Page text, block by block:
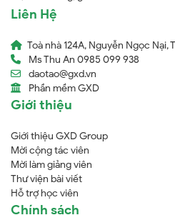
Liên Hệ
Toà nhà 124A, Nguyễn Ngọc Nại,
Ms Thu An 0985 099 938
daotao@gxd.vn
Phần mềm GXD
Giới thiệu
Giới thiệu GXD Group
Mời cộng tác viên
Mời làm giảng viên
Thư viện bài viết
Hỗ trợ học viên
Chính sách